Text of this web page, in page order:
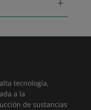
tecnología,
a la
de sustancias